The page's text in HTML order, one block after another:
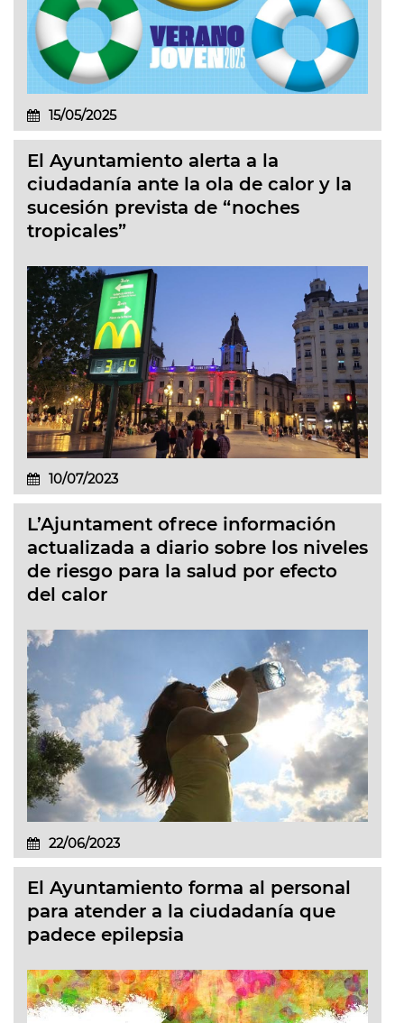
15/05/2025
El Ayuntamiento alerta a la
ciudadanía ante la ola de calor y la
sucesión prevista de “noches
tropicales”
10/07/2023
L’Ajuntament ofrece información
actualizada a diario sobre los niveles
de riesgo para la salud por efecto
del calor
22/06/2023
El Ayuntamiento forma al personal
para atender a la ciudadanía que
padece epilepsia